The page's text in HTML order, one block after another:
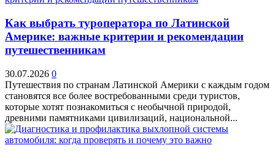
Как выбрать туроператора по Латинской
Америке: важные критерии и рекомендации
путешественникам
30.07.2026 0
Путешествия по странам Латинской Америки с каждым годом
становятся все более востребованными среди туристов,
которые хотят познакомиться с необычной природой,
древними памятниками цивилизаций, национальной...